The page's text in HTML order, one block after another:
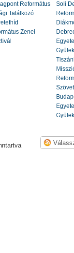
Református
Találkozó
Zenei
Soli